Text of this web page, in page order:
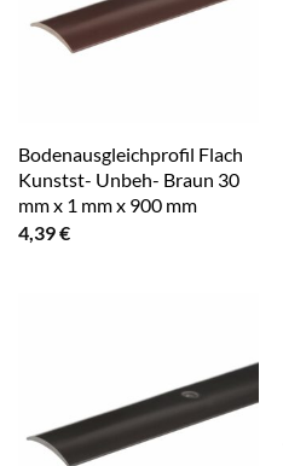
Bodenausgleichprofil Flach
Kunstst- Unbeh- Braun 30
mm x 1 mm x 900 mm
4,39€